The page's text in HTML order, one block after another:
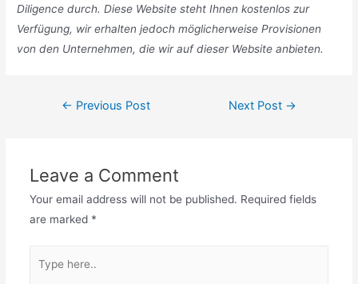
Diligence durch. Diese Website steht Ihnen kostenlos zur
Verfügung, wir erhalten jedoch möglicherweise Provisionen
von den Unternehmen, die wir auf dieser Website anbieten.
Post← Previous Post Next Post →
Leave a Comment
Your email address will not be published. Required fields
are marked *
here..